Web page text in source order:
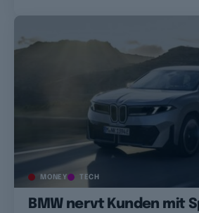
MONEY TECH
BMW nervt Kunden mit